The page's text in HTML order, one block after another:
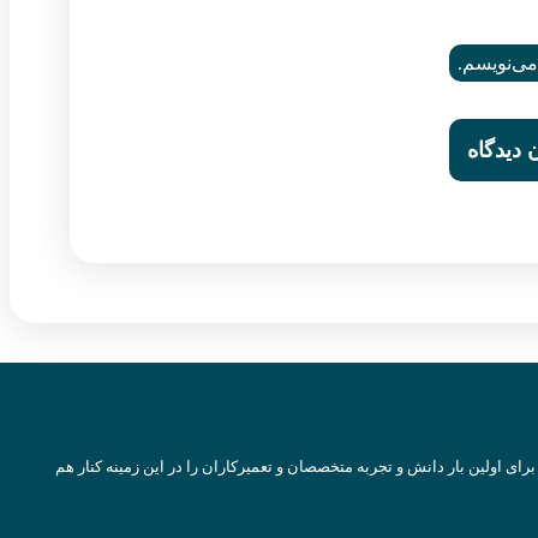
می‌نویسم.
اولین بار دانش و تجربه متخصصان و تعمیرکاران را در این زمینه کنار هم